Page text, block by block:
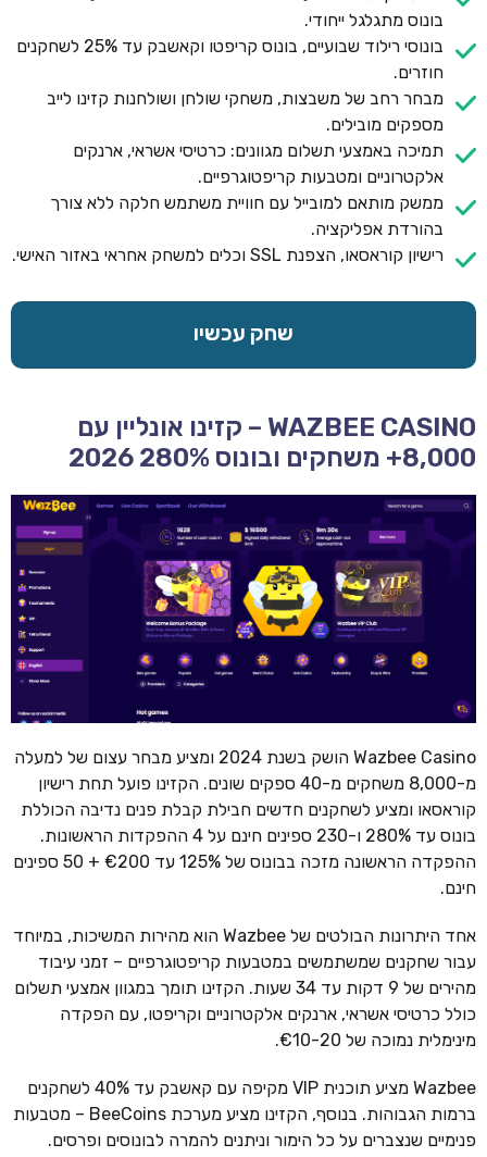
בונוס מתגלגל ייחודי.
בונוסי רילוד שבועיים, בונוס קריפטו וקאשבק עד 25% לשחקנים
חוזרים.
מבחר רחב של משבצות, משחקי שולחן ושולחנות קזינו לייב
מספקים מובילים.
תמיכה באמצעי תשלום מגוונים: כרטיסי אשראי, ארנקים
אלקטרוניים ומטבעות קריפטוגרפיים.
ממשק מותאם למובייל עם חוויית משתמש חלקה ללא צורך
בהורדת אפליקציה.
רישיון קוראסאו, הצפנת SSL וכלים למשחק אחראי באזור האישי.
שחק עכשיו
WAZBEE CASINO – קזינו אונליין עם
8,000+ משחקים ובונוס 280% 2026
Wazbee Casino הושק בשנת 2024 ומציע מבחר עצום של למעלה
מ-8,000 משחקים מ-40 ספקים שונים. הקזינו פועל תחת רישיון
קוראסאו ומציע לשחקנים חדשים חבילת קבלת פנים נדיבה הכוללת
בונוס עד 280% ו-230 ספינים חינם על 4 ההפקדות הראשונות.
ההפקדה הראשונה מזכה בבונוס של 125% עד €200 + 50 ספינים
חינם.
אחד היתרונות הבולטים של Wazbee הוא מהירות המשיכות, במיוחד
עבור שחקנים שמשתמשים במטבעות קריפטוגרפיים – זמני עיבוד
מהירים של 9 דקות עד 34 שעות. הקזינו תומך במגוון אמצעי תשלום
כולל כרטיסי אשראי, ארנקים אלקטרוניים וקריפטו, עם הפקדה
מינימלית נמוכה של €10-20.
Wazbee מציע תוכנית VIP מקיפה עם קאשבק עד 40% לשחקנים
ברמות הגבוהות. בנוסף, הקזינו מציע מערכת BeeCoins – מטבעות
פנימיים שנצברים על כל הימור וניתנים להמרה לבונוסים ופרסים.